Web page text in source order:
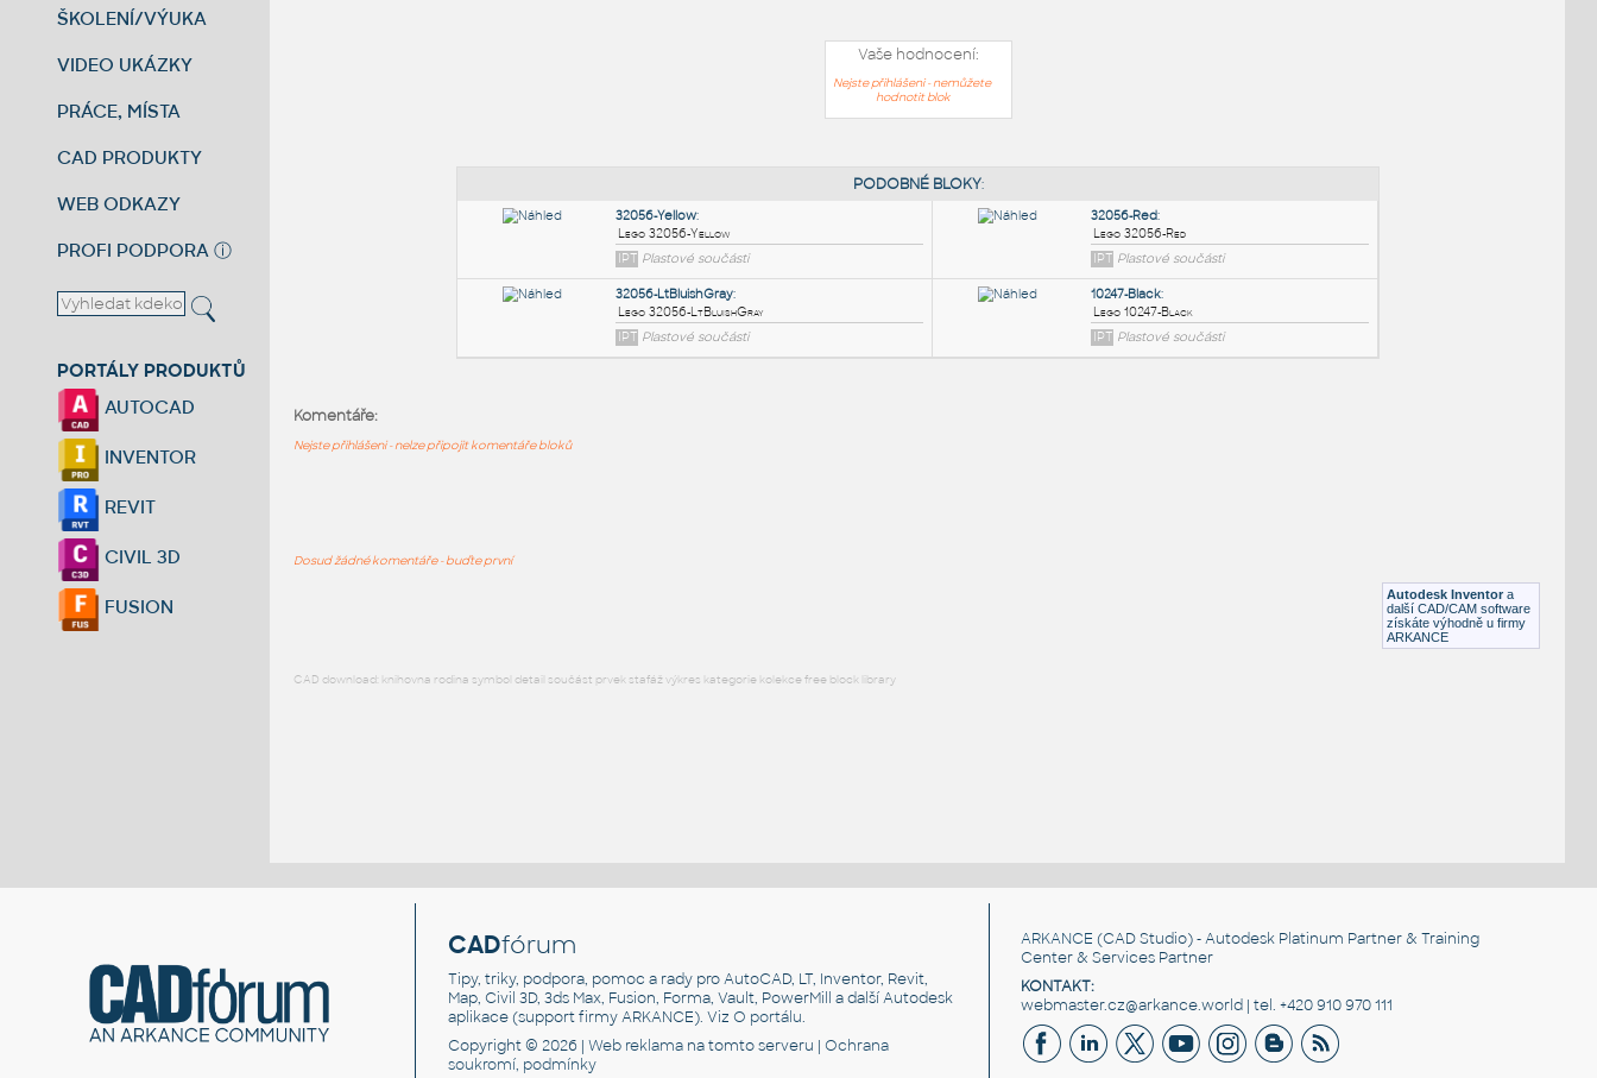
ŠKOLENÍ/VÝUKA
VIDEO UKÁZKY
PRÁCE, MÍSTA
CAD PRODUKTY
WEB ODKAZY
PROFI PODPORA ⓘ
PORTÁLY PRODUKTŮ
AUTOCAD
INVENTOR
REVIT
CIVIL 3D
FUSION
Vaše hodnocení:
Nejste přihlášeni - nemůžete
hodnotit blok
Plastové součásti
Autodesk Inventor a
další CAD/CAM software
získáte výhodně u firmy
ARKANCE
Komentáře:
Nejste přihlášeni - nelze připojit komentáře bloků
Dosud žádné komentáře - buďte první
CAD download: knihovna rodina symbol detail součást prvek stafáž výkres kategorie kolekce free block library
CADfórum
Tipy, triky, podpora, pomoc a rady pro AutoCAD, LT, Inventor, Revit,
Map, Civil 3D, 3ds Max, Fusion, Forma, Vault, PowerMill a další Autodesk
aplikace (support firmy ARKANCE). VizO portálu.
Copyright © 2026 |Web reklama na tomto serveru |Ochrana
soukromí, podmínky
ARKANCE (CAD Studio) - Autodesk Platinum Partner & Training
Center & Services Partner
KONTAKT:
webmaster.cz@arkance.world | tel. +420 910 970 111